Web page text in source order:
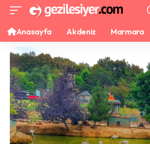
Anasayfa Akdeniz Marmara